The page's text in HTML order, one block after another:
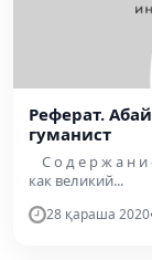
Реферат.
гуманист
С о д е р ж а н
как великий...
28 қараша 2020